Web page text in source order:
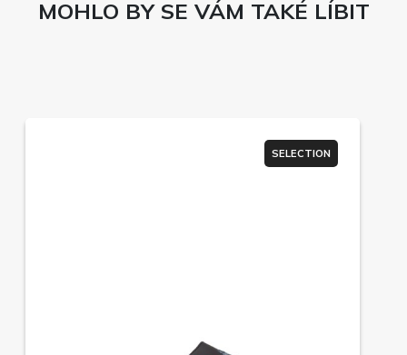
MOHLO BY SE VÁM TAKÉ LÍBIT
SELECTION